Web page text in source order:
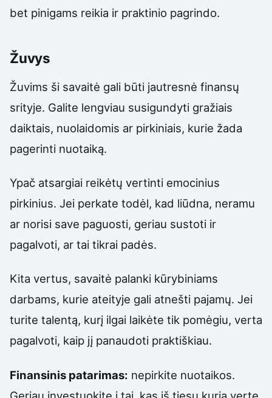
bet pinigams reikia ir praktinio pagrindo.
Žuvys
Žuvims ši savaitė gali būti jautresnė finansų
srityje. Galite lengviau susigundyti gražiais
daiktais, nuolaidomis ar pirkiniais, kurie žada
pagerinti nuotaiką.
Ypač atsargiai reikėtų vertinti emocinius
pirkinius. Jei perkate todėl, kad liūdna, neramu
ar norisi save paguosti, geriau sustoti ir
pagalvoti, ar tai tikrai padės.
Kita vertus, savaitė palanki kūrybiniams
darbams, kurie ateityje gali atnešti pajamų. Jei
turite talentą, kurį ilgai laikėte tik pomėgiu, verta
pagalvoti, kaip jį panaudoti praktiškiau.
Finansinis patarimas: nepirkite nuotaikos.